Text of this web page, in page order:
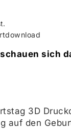
sich
3D
auf den